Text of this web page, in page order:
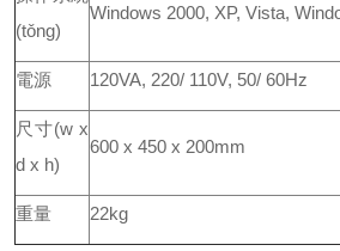
(tǒng)
Windows 2000, XP, Vista,
電源 120VA, 220/ 110V, 50/ 60Hz
尺寸(w x
d x h)
600 x 450 x 200mm
重量 22kg